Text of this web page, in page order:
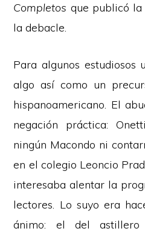
Completos que publicó
la debacle.
Para algunos estudiosos
algo así como un
hispanoamericano. El
negación práctica:
ningún Macondo ni
en el colegio Leoncio
interesaba alentar la
lectores. Lo suyo era
ánimo: el del astillero